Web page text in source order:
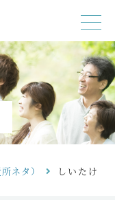
ネタ）
しいたけ